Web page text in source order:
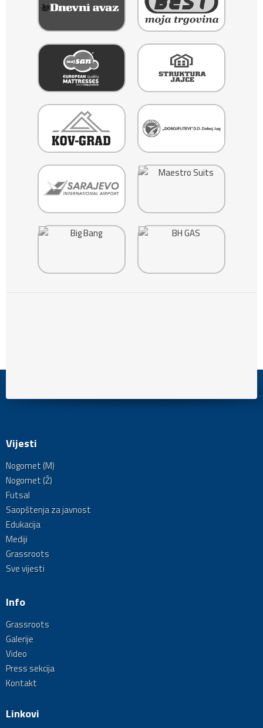
Vijesti
Nogomet (M)
Nogomet (Ž)
Futsal
Saopštenja za javnost
Edukacija
Mediji
Grassroots
Sve vijesti
Info
Grassroots
Galerije
Video
Press sekcija
Kontakt
Linkovi